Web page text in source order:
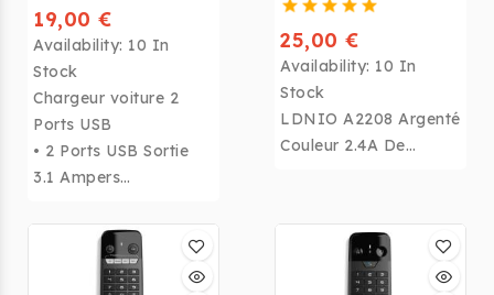
19,00 €
Availability: 10 In
Stock
Chargeur voiture 2
Ports USB
• 2 Ports USB Sortie
3.1 Ampers
(se coupe
automatiquement)
• Compatible tout
25,00 €
Availability: 10 In
Stock
LDNIO A2208 Argenté
Couleur 2.4A De
Avec 310lm
Luminance Presse
LED lumière Chargeur